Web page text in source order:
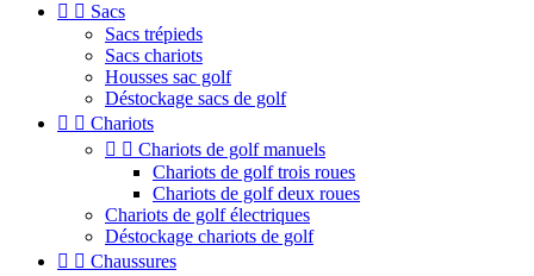
  Sacs
Sacs trépieds
Sacs chariots
Housses sac golf
Déstockage sacs de golf
  Chariots
  Chariots de golf manuels
Chariots de golf trois roues
Chariots de golf deux roues
Chariots de golf électriques
Déstockage chariots de golf
  Chaussures